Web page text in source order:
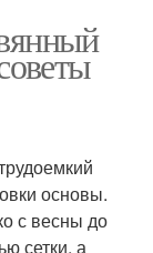
основы.
с весны до
сетки, а